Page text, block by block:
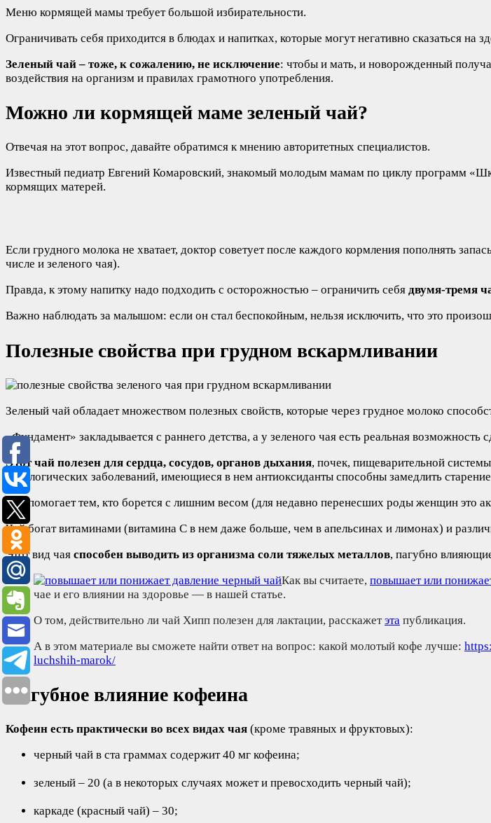
Меню кормящей мамы требует большой избирательности.
Ограничивать себя приходится в блюдах и напитках, которые могут негативно сказаться на
Зеленый чай – тоже, к сожалению, не исключение: чтобы и мать, и новорожденный
воздействия на организм и правилах грамотного употребления.
Можно ли кормящей маме зеленый чай?
Отвечая на этот вопрос, давайте обратимся к мнению авторитетных специалистов.
Известный педиатр Евгений Комаровский, знакомый молодым мамам по циклу программ
кормящих матерей.
Если грудного молока не хватает, доктор советует после каждого кормления пополнять
числе и зеленого чая).
Правда, к этому напитку надо подходить с осторожностью – ограничить себя двумя-тремя
Важно наблюдать за малышом: если он стал беспокойным, нельзя исключить, что это
Полезные свойства при грудном вскармливании
Зеленый чай обладает множеством полезных свойств, которые через грудное молоко
«Фундамент» закладывается с раннего детства, а у зеленого чая есть реальная возможность
Этот чай полезен для сердца, сосудов, органов дыхания, почек, пищеварительной
онкологических заболеваний, имеющиеся в нем антиоксиданты способны замедлить
Чай помогает тем, кто борется с лишним весом (для недавно перенесших роды женщин это
Чай богат витаминами (витамина С в нем даже больше, чем в апельсинах и лимонах) и
Этот вид чая способен выводить из организма соли тяжелых металлов, пагубно
Как вы считаете, повышает или
чае и его влиянии на здоровье — в нашей статье.
О том, действительно ли чай Хипп полезен для лактации, расскажетэта публикация.
А в этом материале вы сможете найти ответ на вопрос: какой молотый кофе лучше:
luchshih-marok/
Пагубное влияние кофеина
Кофеин есть практически во всех видах чая (кроме травяных и фруктовых):
черный чай в ста граммах содержит 40 мг кофеина;
зеленый – 20 (а в некоторых случаях может и превосходить черный чай);
каркаде (красный чай) – 30;